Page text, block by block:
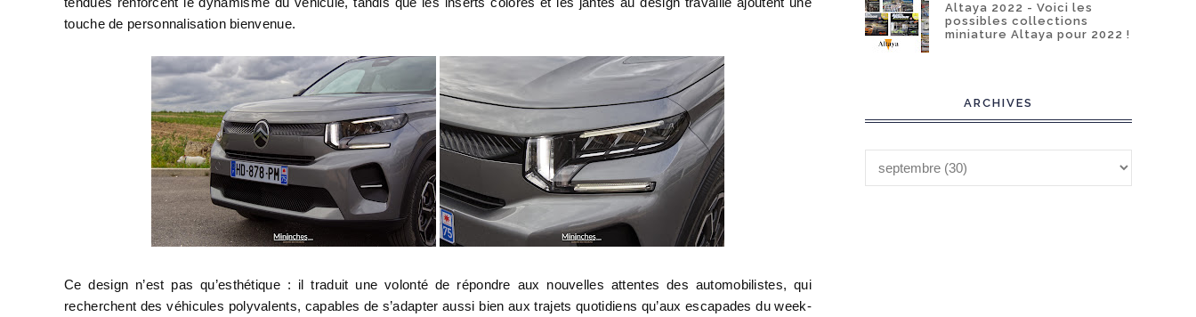
touche de personnalisation bienvenue.
Ce design n’est pas qu’esthétique : il traduit une volonté de répondre aux nouvelles attentes des automobilistes, qui
recherchent des véhicules polyvalents, capables de s’adapter aussi bien aux trajets quotidiens qu’aux escapades du week-
Altaya 2022 - Voici les
possibles collections
miniature Altaya pour 2022 !
ARCHIVES